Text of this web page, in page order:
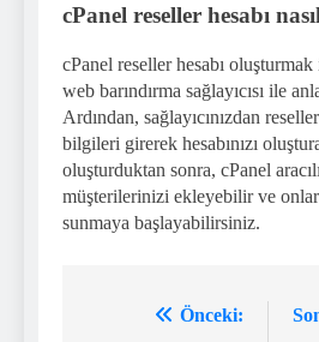
cPanel reseller hesabı
cPanel reseller hesabı
web barındırma sağlayıcısı ile
Ardından, sağlayıcınızdan
bilgileri girerek hesabınızı
oluşturduktan sonra, cPanel
müşterilerinizi ekleyebilir ve
sunmaya başlayabilirsiniz.
Önceki: